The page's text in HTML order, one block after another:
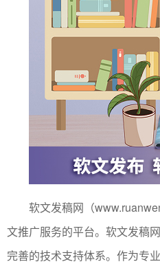
软文发稿网（
文推广服务的平台。软文发稿
完善的技术支持体系。作为专